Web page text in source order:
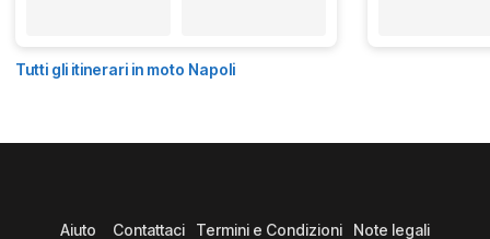
Tutti gli itinerari in moto Napoli
Aiuto Contattaci Termini e Condizioni Note legali